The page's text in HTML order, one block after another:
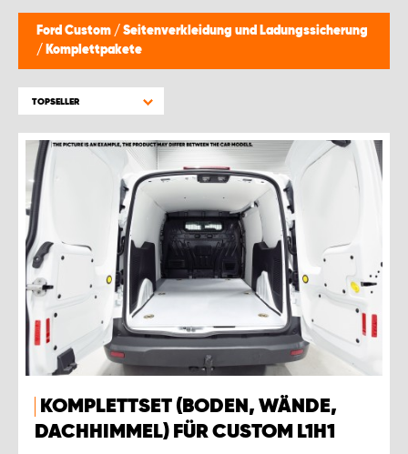
Ford Custom / Seitenverkleidung und Ladungssicherung
/ Komplettpakete
TOPSELLER
KOMPLETTSET (BODEN, WÄNDE,
DACHHIMMEL) FÜR CUSTOM L1H1